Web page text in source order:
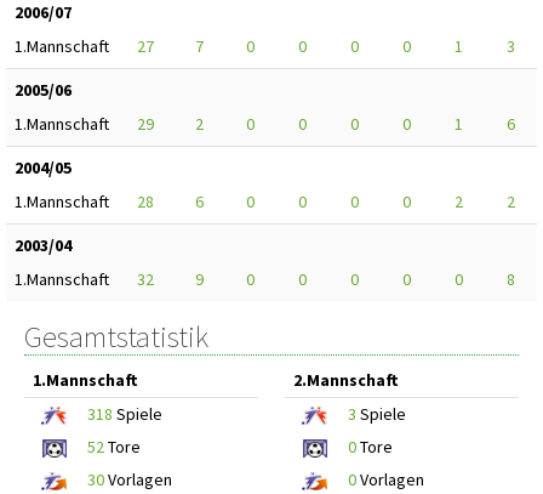
2006/07
1.Mannschaft
27 7 0 0 0 0 1
3
2005/06
1.Mannschaft
29 2 0 0 0 0 1
6
2004/05
1.Mannschaft
28 6 0 0 0 0 2
2
2003/04
1.Mannschaft
32 9 0 0 0 0 0 8
Gesamtstatistik
1.Mannschaft
318 Spiele
52Tore
30Vorlagen
2.Mannschaft
3 Spiele
0Tore
0Vorlagen